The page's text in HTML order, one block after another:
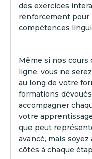
des exercices
renforcement
compétences
Même si nos cours
ligne, vous ne
au long de votre
formations
accompagner
votre
que peut
avancé, mais
côtés à chaque